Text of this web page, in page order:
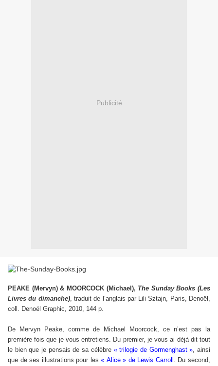
Publicité
PEAKE (Mervyn) & MOORCOCK (Michael), The Sunday Books (Les
Livres du dimanche), traduit de l’anglais par Lili Sztajn, Paris, Denoël,
coll. Denoël Graphic, 2010, 144 p.
De Mervyn Peake, comme de Michael Moorcock, ce n’est pas la
première fois que je vous entretiens. Du premier, je vous ai déjà dit tout
le bien que je pensais de sa célèbre « trilogie de Gormenghast », ainsi
que de ses illustrations pour les« Alice » de Lewis Carroll . Du second,